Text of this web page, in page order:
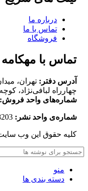
درباره ما
تماس با ما
فروشگاه
تماس با مهکامه
آدرس دفتر: تهران،
چهارراه لبافی‌نژاد، کوچه
شماره‌های واحد فروش:
شماره‌‌ی واحد نشر:
کلیه حقوق این وب
منو
دسته بندی ها